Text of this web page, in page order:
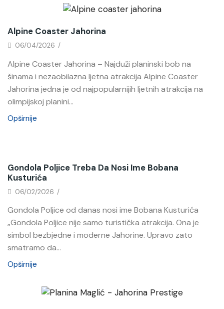
Alpine Coaster Jahorina
06/04/2026 /
Alpine Coaster Jahorina – Najduži planinski bob na
šinama i nezaobilazna ljetna atrakcija Alpine Coaster
Jahorina jedna je od najpopularnijih ljetnih atrakcija na
olimpijskoj planini...
Opširnije
Gondola Poljice Treba Da Nosi Ime Bobana
Kusturića
06/02/2026 /
Gondola Poljice od danas nosi ime Bobana Kusturića
„Gondola Poljice nije samo turistička atrakcija. Ona je
simbol bezbjedne i moderne Jahorine. Upravo zato
smatramo da...
Opširnije